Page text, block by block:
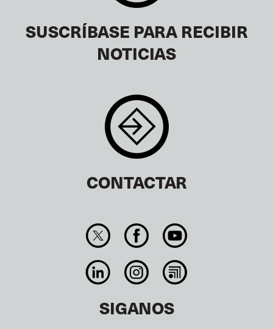
SUSCRÍBASE PARA RECIBIR
NOTICIAS
CONTACTAR
SIGANOS